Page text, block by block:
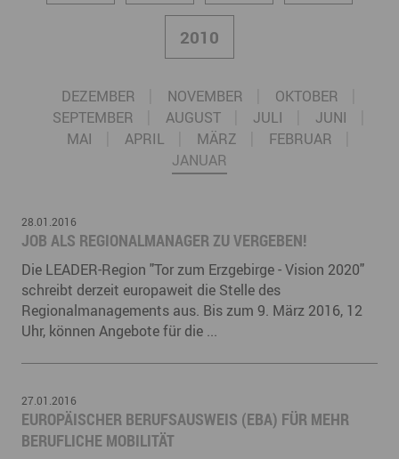
2010
DEZEMBER NOVEMBER
OKTOBER
SEPTEMBER
AUGUST JULI
JUNI
MAI
APRIL MÄRZ
FEBRUAR
JANUAR
28.01.2016
JOB ALS REGIONALMANAGER ZU VERGEBEN!
Die LEADER-Region "Tor zum Erzgebirge - Vision 2020"
schreibt derzeit europaweit die Stelle des
Regionalmanagements aus. Bis zum 9. März 2016, 12
Uhr, können Angebote für die ...
27.01.2016
EUROPÄISCHER BERUFSAUSWEIS (EBA) FÜR MEHR
BERUFLICHE MOBILITÄT